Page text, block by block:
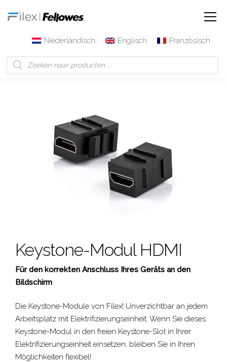
Niederländisch Englisch
Französisch
Keystone-Modul HDMI
Für den korrekten Anschluss Ihres Geräts an den
Bildschirm
Die Keystone-Module von Filex! Unverzichtbar an jedem
Arbeitsplatz mit Elektrifizierungseinheit. Wenn Sie dieses
Keystone-Modul in den freien Keystone-Slot in Ihrer
Elektrifizierungseinheit einsetzen, bleiben Sie in Ihren
Möglichkeiten flexibel!